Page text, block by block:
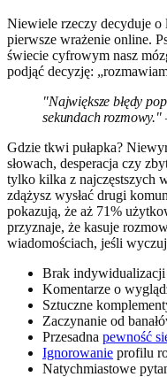
Niewiele rzeczy decyduje
pierwsze wrażenie online.
świecie cyfrowym nasz
podjąć decyzję:
"Największe błędy
sekundach
Gdzie tkwi pułapka?
słowach, desperacja czy
tylko kilka z najczęstszych
zdążysz wysłać drugi
pokazują, że aż 71%
przyznaje, że kasuje
wiadomościach, jeśli
Brak
Komentarze o
Sztuczne
Zaczynanie od
Przesadna pewność
Ignorowanie profilu
Natychmiastowe